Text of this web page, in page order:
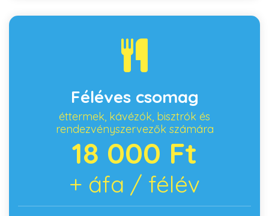
Féléves csomag
éttermek, kávézók, bisztrók és
rendezvényszervezők számára
18 000 Ft
+ áfa / félév